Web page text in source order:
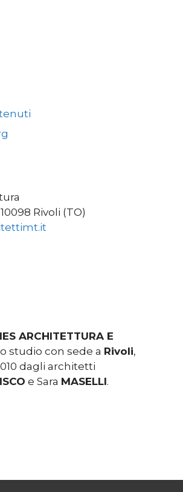
Rivoli (TO)
ARCHITETTURA E
studio con sede a Rivoli,
dagli architetti
e Sara MASELLI.